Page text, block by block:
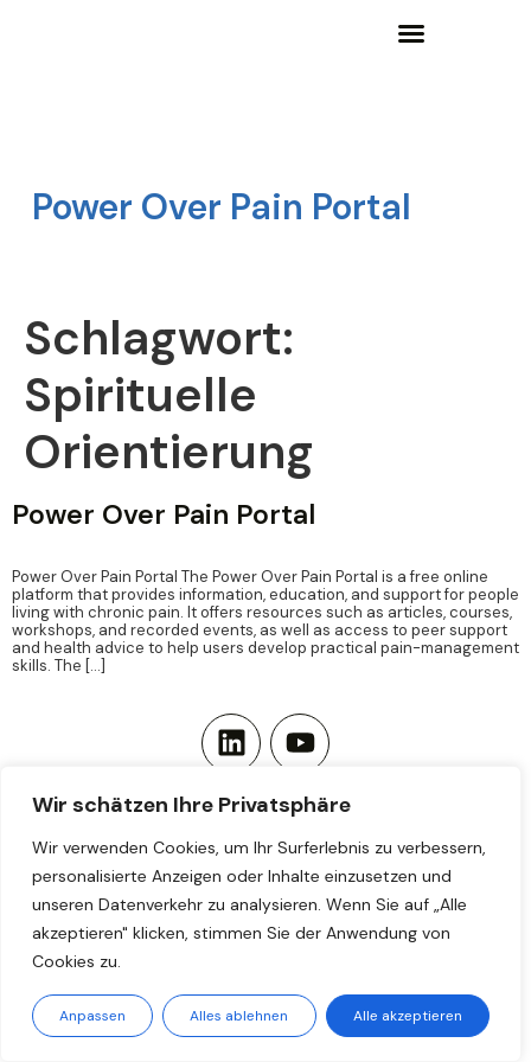
Wir schätzen Ihre Privatsphäre
Wir verwenden Cookies, um Ihr Surferlebnis zu verbessern,
personalisierte Anzeigen oder Inhalte einzusetzen und
unseren Datenverkehr zu analysieren. Wenn Sie auf „Alle
akzeptieren" klicken, stimmen Sie der Anwendung von
Cookies zu.
Anpassen Alles ablehnen Alle akzeptieren
Power Over Pain Portal
Schlagwort:
Spirituelle
Orientierung
Power Over Pain Portal
Power Over Pain Portal The Power Over Pain Portal is a free online
platform that provides information, education, and support for people
living with chronic pain. It offers resources such as articles, courses,
workshops, and recorded events, as well as access to peer support
and health advice to help users develop practical pain-management
skills. The […]